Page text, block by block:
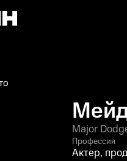
Major
Профессия
Актер,